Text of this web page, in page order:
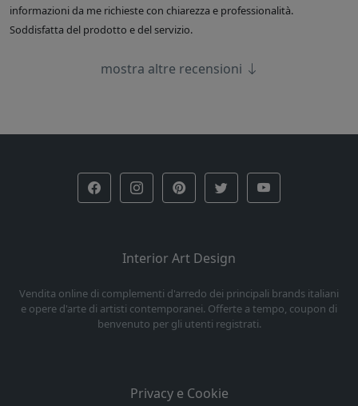
informazioni da me richieste con chiarezza e professionalità.
Soddisfatta del prodotto e del servizio.
mostra altre recensioni
Interior Art Design
Vendita online di complementi d'arredo dei principali brands italiani
e opere d'arte di artisti contemporanei. Offerte a tempo, coupon di
benvenuto per gli utenti registrati.
Privacy e Cookie